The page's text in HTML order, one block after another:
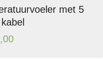
met 5